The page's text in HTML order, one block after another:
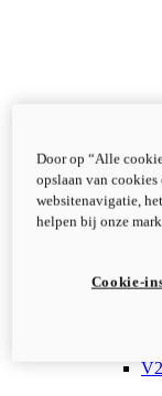
V2
Door op “Alle
opslaan van cookies
websitenavigatie,
helpen bij onze
Cookie-